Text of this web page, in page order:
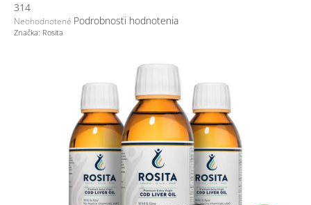
314
Priemerné
hodnotenie
Neohodnotené Podrobnosti hodnotenia
Značka: Rosita